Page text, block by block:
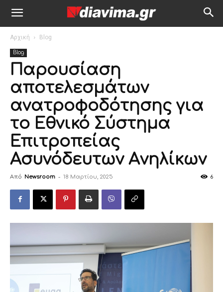
Αρχική Blog
Blog
Παρουσίαση
αποτελεσμάτων
ανατροφοδότησης για
το Εθνικό Σύστημα
Επιτροπείας
Ασυνόδευτων Aνηλίκων
Από Newsroom - 18 Μαρτίου, 2025 6